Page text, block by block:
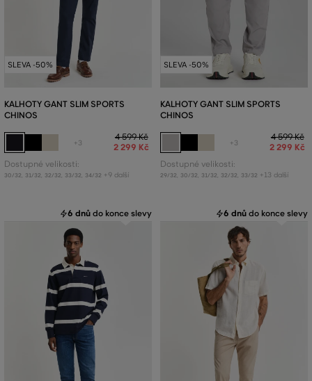
SLEVA -50%
KALHOTY GANT SLIM SPORTS
CHINOS
+3
4 599 Kč
2 299 Kč
Dostupné velikosti:
30/32 31/32 32/32 33/32 34/32 +9 další
SLEVA -50%
KALHOTY GANT SLIM SPORTS
CHINOS
+3
4 599 Kč
2 299 Kč
Dostupné velikosti:
29/32 30/32 31/32 32/32 33/32 +13 další
6 dnů do konce slevy 6 dnů do konce slevy